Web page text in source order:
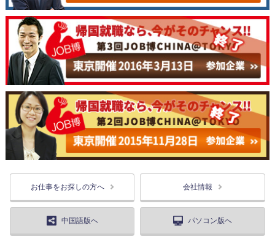
お仕事をお探しの方へ 会社情報
中国語版へ パソコン版へ